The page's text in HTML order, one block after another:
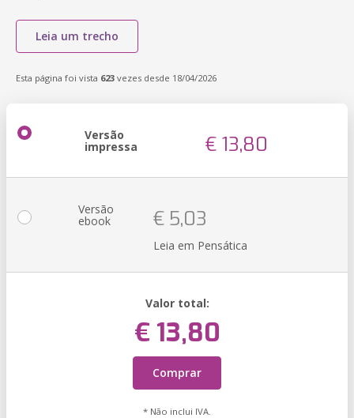
Leia um trecho
Esta página foi vista 623 vezes desde 18/04/2026
Versão
impressa € 13,80
Versão
ebook € 5,03
Leia em Pensática
Valor total:
€ 13,80
Comprar
* Não inclui IVA.